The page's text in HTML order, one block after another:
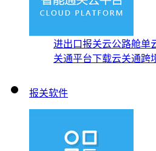
进出口报关云公路舱单
关通平台下载云关通跨
报关软件